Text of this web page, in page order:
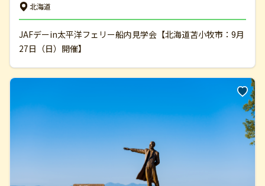
北海道
JAFデーin太平洋フェリー船内見学会【北海道苫小牧市：9月
27日（日）開催】